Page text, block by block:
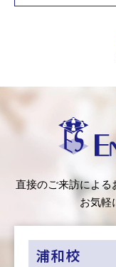
イング
直接のご来訪による
お気軽
浦和校